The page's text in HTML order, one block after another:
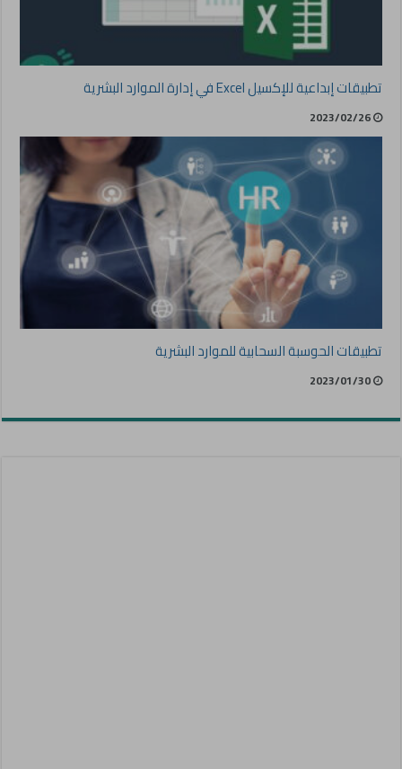
تطبيقات إبداعية للإكسيل Excel في إدارة الموارد البشرية
2023/02/26
تطبيقات الحوسبة السحابية للموارد البشرية
2023/01/30